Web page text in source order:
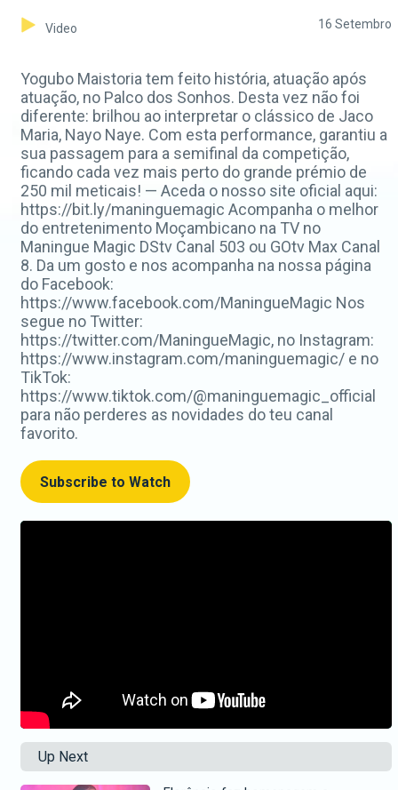
Video 16 Setembro
Yogubo Maistoria tem feito história, atuação após
atuação, no Palco dos Sonhos. Desta vez não foi
diferente: brilhou ao interpretar o clássico de Jaco
Maria, Nayo Naye. Com esta performance, garantiu a
sua passagem para a semifinal da competição,
ficando cada vez mais perto do grande prémio de
250 mil meticais! — Aceda o nosso site oficial aqui:
https://bit.ly/maninguemagic Acompanha o melhor
do entretenimento Moçambicano na TV no
Maningue Magic DStv Canal 503 ou GOtv Max Canal
8. Da um gosto e nos acompanha na nossa página
do Facebook:
https://www.facebook.com/ManingueMagic Nos
segue no Twitter:
https://twitter.com/ManingueMagic, no Instagram:
https://www.instagram.com/maninguemagic/ e no
TikTok:
https://www.tiktok.com/@maninguemagic_official
para não perderes as novidades do teu canal
favorito.
Subscribe to Watch
Up Next